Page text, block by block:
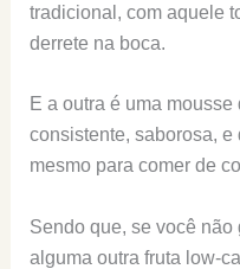
tradicional, com aquele
derrete na boca.
E a outra é uma
consistente, saborosa,
mesmo para comer de
Sendo que, se você
alguma outra fruta low-